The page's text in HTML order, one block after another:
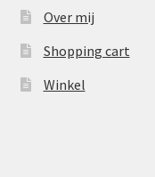
Over mij
Shopping cart
Winkel